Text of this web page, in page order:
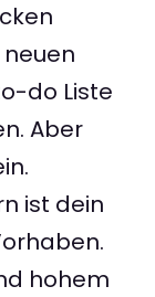
do Liste
Aber
ist dein
hohem